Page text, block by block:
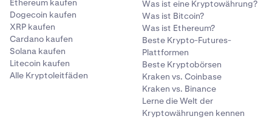
Dogecoin kaufen
XRP kaufen
Cardano kaufen
Solana kaufen
Litecoin kaufen
Alle Kryptoleitfäden
Was ist eine Kryptowährung?
Was ist Bitcoin?
Was ist Ethereum?
Beste Krypto-Futures-
Plattformen
Beste Kryptobörsen
Kraken vs. Coinbase
Kraken vs. Binance
Lerne die Welt der
Kryptowährungen kennen